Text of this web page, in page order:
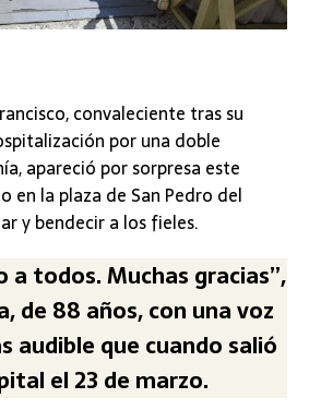
convaleciente tras su
por una doble
apareció por sorpresa este
en la plaza de San Pedro del
y bendecir a los fieles.
a todos. Muchas gracias”,
de 88 años, con una voz
audible que cuando salió
el 23 de marzo.